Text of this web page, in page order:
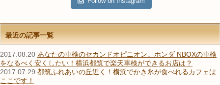
最近の記事一覧
2017.08.20 あなたの車検のセカンドオピニオン。ホンダ NBOXの車検
をなるべく安くしたい！横浜都筑で楽天車検ができるお店は？
2017.07.29 都筑ふれあいの丘近く！横浜でかき氷が食べれるカフェは
ここです！